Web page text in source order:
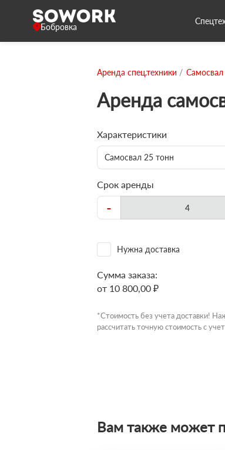
Бобровка
Аренда спец.техники Самосвал
Аренда
Характеристики
Самосвал 25 тонн
Срок аренды
-
Нужна доставка
Сумма заказа:
от 10 800,00 ₽
*Стоимость без учета доставки!
рассчитать точную стоимость с
Вам также может